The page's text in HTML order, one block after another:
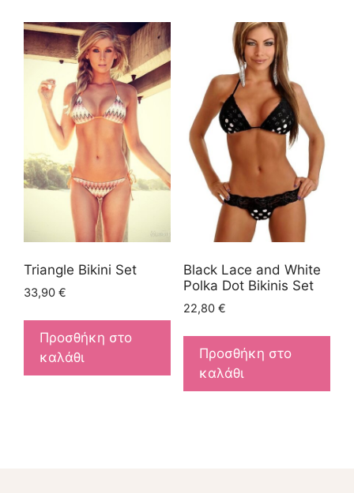
Triangle Bikini Set
33,90 €
Προσθήκη στο
καλάθι
Black Lace and White
Polka Dot Bikinis Set
22,80 €
Προσθήκη στο
καλάθι